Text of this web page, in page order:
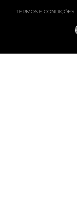
TERMOS E CONDIÇÕES